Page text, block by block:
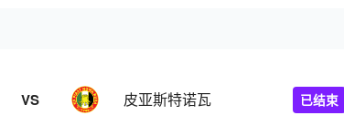
VS 皮亚斯特诺瓦 已结束